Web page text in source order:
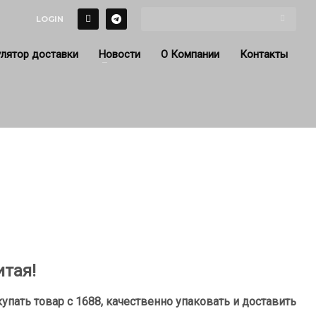
LOGIN
доставки Новости О Компании Контакты
товар с 1688, качественно упаковать и доставить